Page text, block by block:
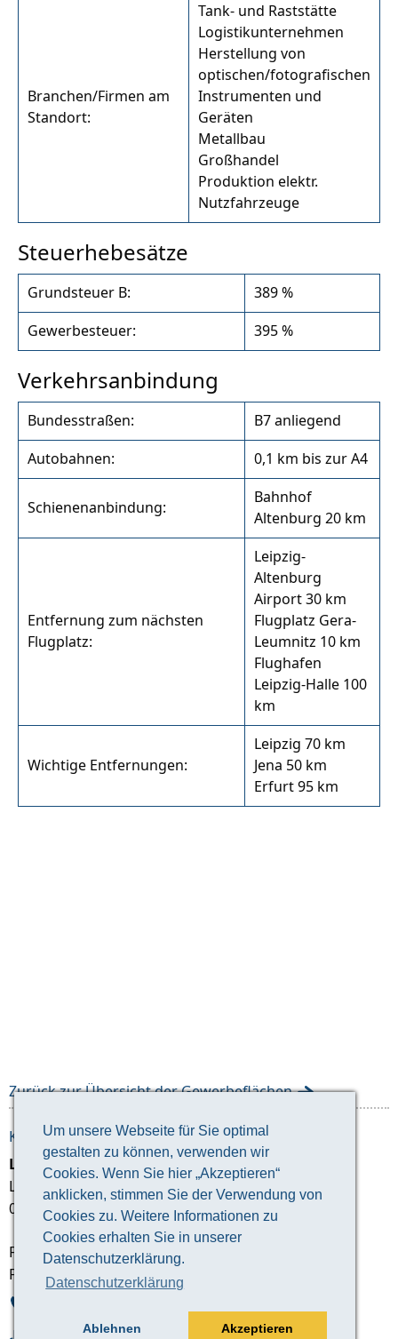
Um unsere Webseite für Sie optimal
gestalten zu können, verwenden wir
Cookies. Wenn Sie hier „Akzeptieren“
anklicken, stimmen Sie der Verwendung von
Cookies zu. Weitere Informationen zu
Cookies erhalten Sie in unserer
Datenschutzerklärung.
Datenschutzerklärung
Ablehnen Akzeptieren
Branchen/Firmen am
Standort:
Tank- und Raststätte
Logistikunternehmen
Herstellung von
optischen/fotografischen
Instrumenten und
Geräten
Metallbau
Großhandel
Produktion elektr.
Nutzfahrzeuge
Steuerhebesätze
Grundsteuer B:
389 %
Gewerbesteuer:
395 %
Verkehrsanbindung
Bundesstraßen:
B7 anliegend
Autobahnen:
0,1 km bis zur A4
Schienenanbindung:
Bahnhof
Altenburg 20 km
Entfernung zum nächsten
Flugplatz:
Leipzig-
Altenburg
Airport 30 km
Flugplatz Gera-
Leumnitz 10 km
Flughafen
Leipzig-Halle 100
km
Wichtige Entfernungen:
Leipzig 70 km
Jena 50 km
Erfurt 95 km
Zurück zur Übersicht der Gewerbeflächen
KONTAKTDATEN
Landratsamt Altenburger Land
Lindenaustraße 9
04600 Altenburg
Fachdienst Wirtschaft, Tourismus & Kultur
Fachdienstleiter: Michael Apel